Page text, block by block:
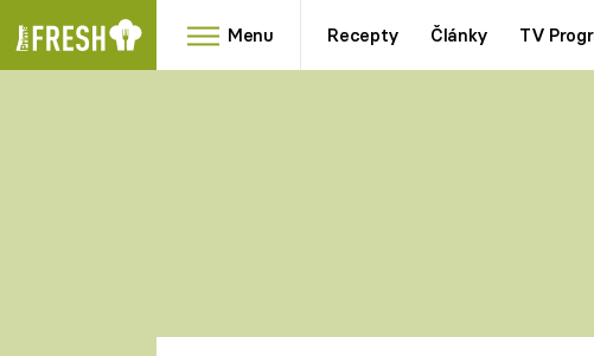
Menu Recepty Články TV
RYCHLOVKY